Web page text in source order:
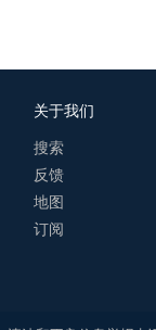
关于我们
搜索
反馈
地图
订阅